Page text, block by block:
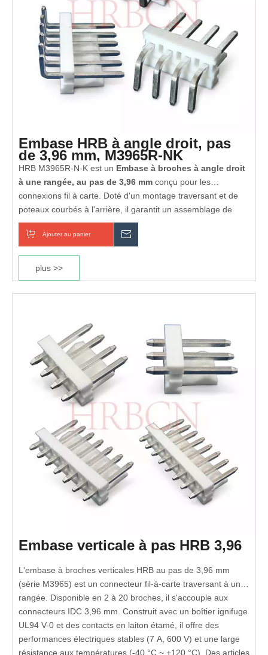
Embase HRB à angle droit, pas
de 3,96 mm, M3965R-NK
HRB M3965R‑N‑K est un Embase à broches à angle droit
à une rangée, au pas de 3,96 mm conçu pour les
connexions fil à carte. Doté d'un montage traversant et de
poteaux courbés à l'arrière, il garantit un assemblage de
PCB stable et un routage peu encombrant. Le boîtier est en
polyester classé UL94 V‑0, tandis que les broches sont en
Noté à
7 A CA/CC, 600 V
de fonctionnement de
d'excellentes performances électriques et une excellente
utilisé dans le contrôle industriel, les alimentations
électriques et l'électronique grand public.
Entièrement conforme RoHS et REACH
Ajouter au panier
plus >>
Embase verticale à pas HRB 3,96
L'embase à broches verticales HRB au pas de 3,96 mm
(série M3965) est un connecteur fil-à-carte traversant à une
rangée. Disponible en 2 à 20 broches, il s'accouple aux
connecteurs IDC 3,96 mm. Construit avec un boîtier ignifuge
UL94 V-0 et des contacts en laiton étamé, il offre des
performances électriques stables (7 A, 600 V) et une large
résistance aux températures (-40 °C ~ +120 °C). Des articles